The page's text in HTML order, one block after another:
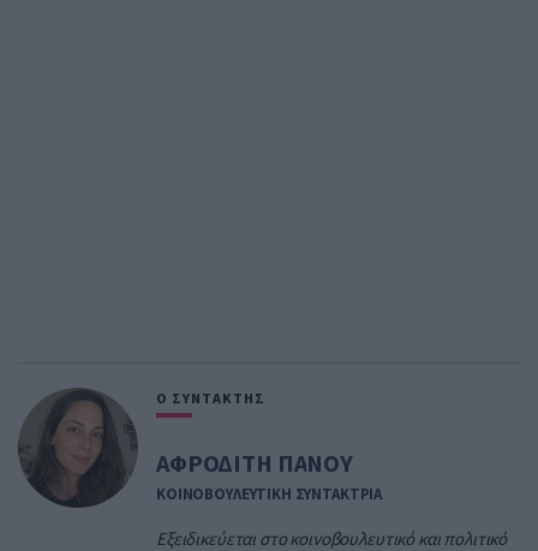
Ο ΣΥΝΤΑΚΤΗΣ
ΑΦΡΟΔΙΤΗ ΠΑΝΟΥ
ΚΟΙΝΟΒΟΥΛΕΥΤΙΚΗ ΣΥΝΤΑΚΤΡΙΑ
Εξειδικεύεται στο κοινοβουλευτικό και πολιτικό